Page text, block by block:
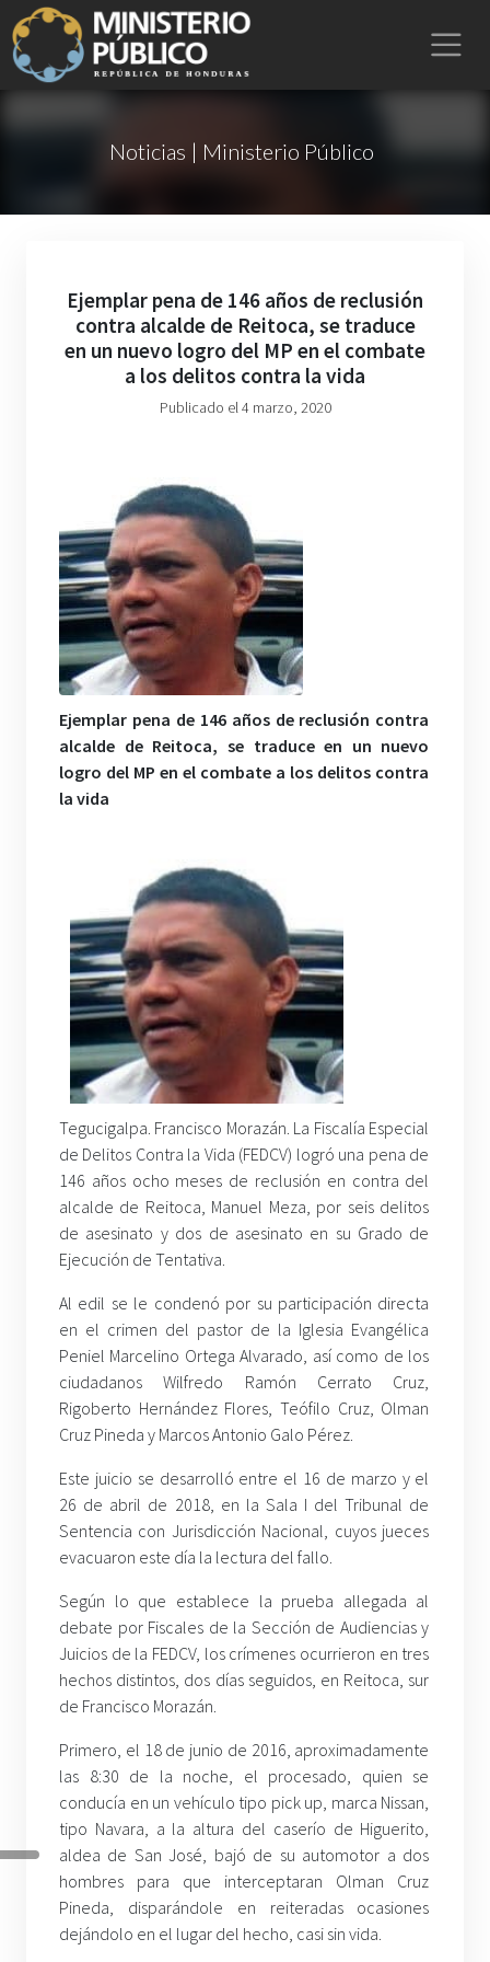
Noticias | Ministerio Público
Ejemplar pena de 146 años de reclusión
contra alcalde de Reitoca, se traduce
en un nuevo logro del MP en el combate
a los delitos contra la vida
Publicado el 4 marzo, 2020
Ejemplar pena de 146 años de reclusión contra
alcalde de Reitoca, se traduce en un nuevo
logro del MP en el combate a los delitos contra
la vida
Tegucigalpa. Francisco Morazán. La Fiscalía Especial
de Delitos Contra la Vida (FEDCV) logró una pena de
146 años ocho meses de reclusión en contra del
alcalde de Reitoca, Manuel Meza, por seis delitos
de asesinato y dos de asesinato en su Grado de
Ejecución de Tentativa.
Al edil se le condenó por su participación directa
en el crimen del pastor de la Iglesia Evangélica
Peniel Marcelino Ortega Alvarado, así como de los
ciudadanos Wilfredo Ramón Cerrato Cruz,
Rigoberto Hernández Flores, Teófilo Cruz, Olman
Cruz Pineda y Marcos Antonio Galo Pérez.
Este juicio se desarrolló entre el 16 de marzo y el
26 de abril de 2018, en la Sala I del Tribunal de
Sentencia con Jurisdicción Nacional, cuyos jueces
evacuaron este día la lectura del fallo.
Según lo que establece la prueba allegada al
debate por Fiscales de la Sección de Audiencias y
Juicios de la FEDCV, los crímenes ocurrieron en tres
hechos distintos, dos días seguidos, en Reitoca, sur
de Francisco Morazán.
Primero, el 18 de junio de 2016, aproximadamente
las 8:30 de la noche, el procesado, quien se
conducía en un vehículo tipo pick up, marca Nissan,
tipo Navara, a la altura del caserío de Higuerito,
aldea de San José, bajó de su automotor a dos
hombres para que interceptaran Olman Cruz
Pineda, disparándole en reiteradas ocasiones
dejándolo en el lugar del hecho, casi sin vida.